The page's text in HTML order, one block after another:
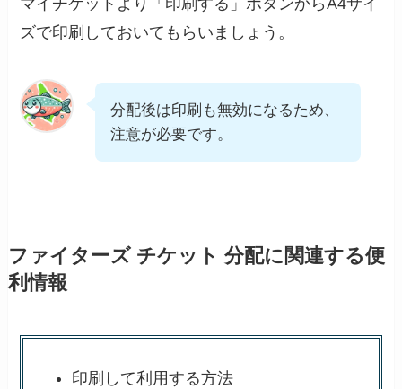
ズで印刷しておいてもらいましょう。
分配後は印刷も無効になるため、
注意が必要です。
ファイターズ チケット 分配に関連する便
利情報
印刷して利用する方法